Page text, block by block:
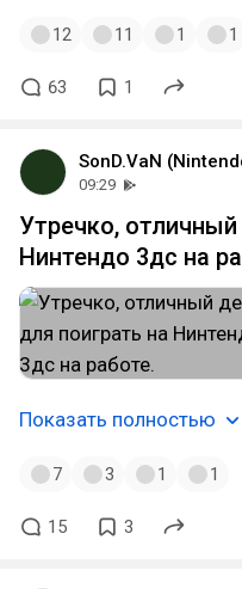
12 11 1 1
63 1
SonD.VaN
09:29
Утречко,
Нинтендо 3дс на
Показать полностью
7 3 1 1
15 3